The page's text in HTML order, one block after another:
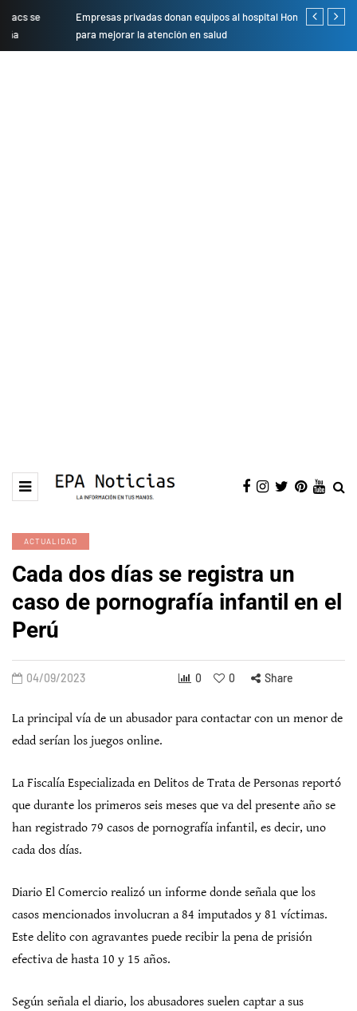
Empresas privadas donan equipos al hospital Honorio Delgado
para mejorar la atención en salud
Cambio de
ACTUALIDAD
Cada dos días se registra un
caso de pornografía infantil en el
Perú
04/09/2023 0 0 Share
La principal vía de un abusador para contactar con un menor de
edad serían los juegos online.
La Fiscalía Especializada en Delitos de Trata de Personas reportó
que durante los primeros seis meses que va del presente año se
han registrado 79 casos de pornografía infantil, es decir, uno
cada dos días.
Diario El Comercio realizó un informe donde señala que los
casos mencionados involucran a 84 imputados y 81 víctimas.
Este delito con agravantes puede recibir la pena de prisión
efectiva de hasta 10 y 15 años.
Según señala el diario, los abusadores suelen captar a sus